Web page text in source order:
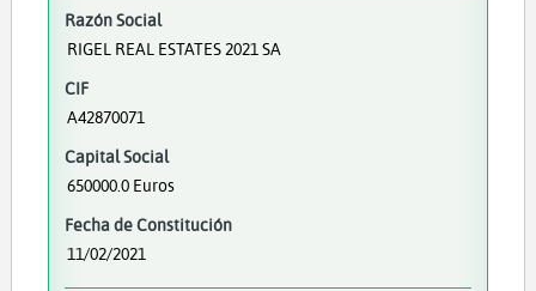
Razón Social
RIGEL REAL ESTATES 2021 SA
CIF
A42870071
Capital Social
650000.0 Euros
Fecha de Constitución
11/02/2021